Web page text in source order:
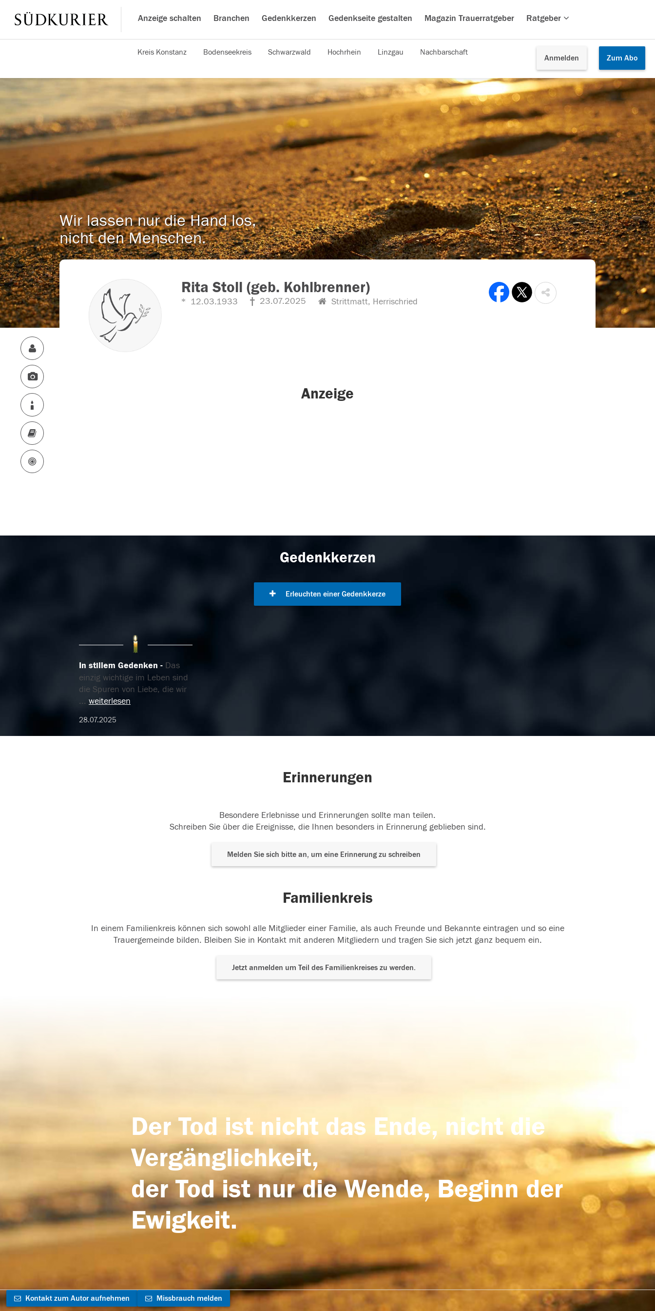
Anzeige schalten Branchen Gedenkkerzen Gedenkseite gestalten Magazin Trauerratgeber Ratgeber
Anmelden Zum Abo
Kreis Konstanz Bodenseekreis Schwarzwald Hochrhein Linzgau Nachbarschaft
Wir lassen nur die Hand los,
nicht den Menschen.
Rita Stoll (geb. Kohlbrenner)
12.03.1933 23.07.2025 Strittmatt, Herrischried
Anzeige
Gedenkkerzen
Erleuchten einer Gedenkkerze
In stillem Gedenken
Das
einzig wichtige im Leben sind
die Spuren von Liebe, die wir
... weiterlesen
28.07.2025
Erinnerungen
Besondere Erlebnisse und Erinnerungen sollte man teilen.
Schreiben Sie über die Ereignisse, die Ihnen besonders in Erinnerung geblieben sind.
Melden Sie sich bitte an, um eine Erinnerung zu schreiben
Familienkreis
In einem Familienkreis können sich sowohl alle Mitglieder einer Familie, als auch Freunde und Bekannte eintragen und so eine
Trauergemeinde bilden. Bleiben Sie in Kontakt mit anderen Mitgliedern und tragen Sie sich jetzt ganz bequem ein.
Jetzt anmelden um Teil des Familienkreises zu werden.
Der Tod ist nicht das Ende, nicht die
Vergänglichkeit,
der Tod ist nur die Wende, Beginn der
Ewigkeit.
Kontakt zum Autor aufnehmen Missbrauch melden